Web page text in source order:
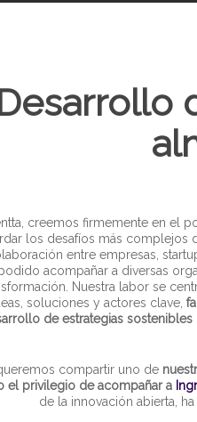
creemos firmemente en el
los desafíos más complejos
entre empresas,
acompañar a diversas
Nuestra labor se
soluciones y actores clave,
de estrategias
compartir uno de
el privilegio de acompañar a
de la innovación abierta,